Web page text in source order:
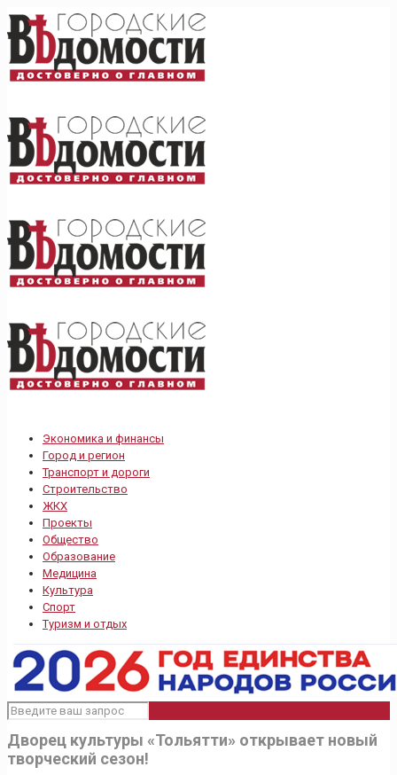
Экономика и финансы
Город и регион
Транспорт и дороги
Строительство
ЖКХ
Проекты
Общество
Образование
Медицина
Культура
Спорт
Туризм и отдых
Дворец культуры «Тольятти» открывает новый
творческий сезон!